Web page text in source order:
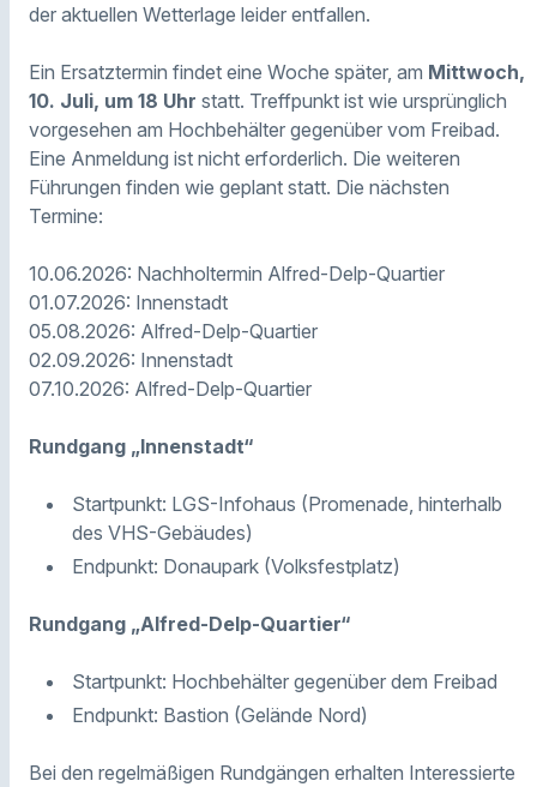
der aktuellen Wetterlage leider entfallen.
Ein Ersatztermin findet eine Woche später, am Mittwoch,
10. Juli, um 18 Uhr statt. Treffpunkt ist wie ursprünglich
vorgesehen am Hochbehälter gegenüber vom Freibad.
Eine Anmeldung ist nicht erforderlich. Die weiteren
Führungen finden wie geplant statt. Die nächsten
Termine:
10.06.2026: Nachholtermin Alfred-Delp-Quartier
01.07.2026: Innenstadt
05.08.2026: Alfred-Delp-Quartier
02.09.2026: Innenstadt
07.10.2026: Alfred-Delp-Quartier
Rundgang „Innenstadt“
Startpunkt: LGS-Infohaus (Promenade, hinterhalb
des VHS-Gebäudes)
Endpunkt: Donaupark (Volksfestplatz)
Rundgang „Alfred-Delp-Quartier“
Startpunkt: Hochbehälter gegenüber dem Freibad
Endpunkt: Bastion (Gelände Nord)
Bei den regelmäßigen Rundgängen erhalten Interessierte